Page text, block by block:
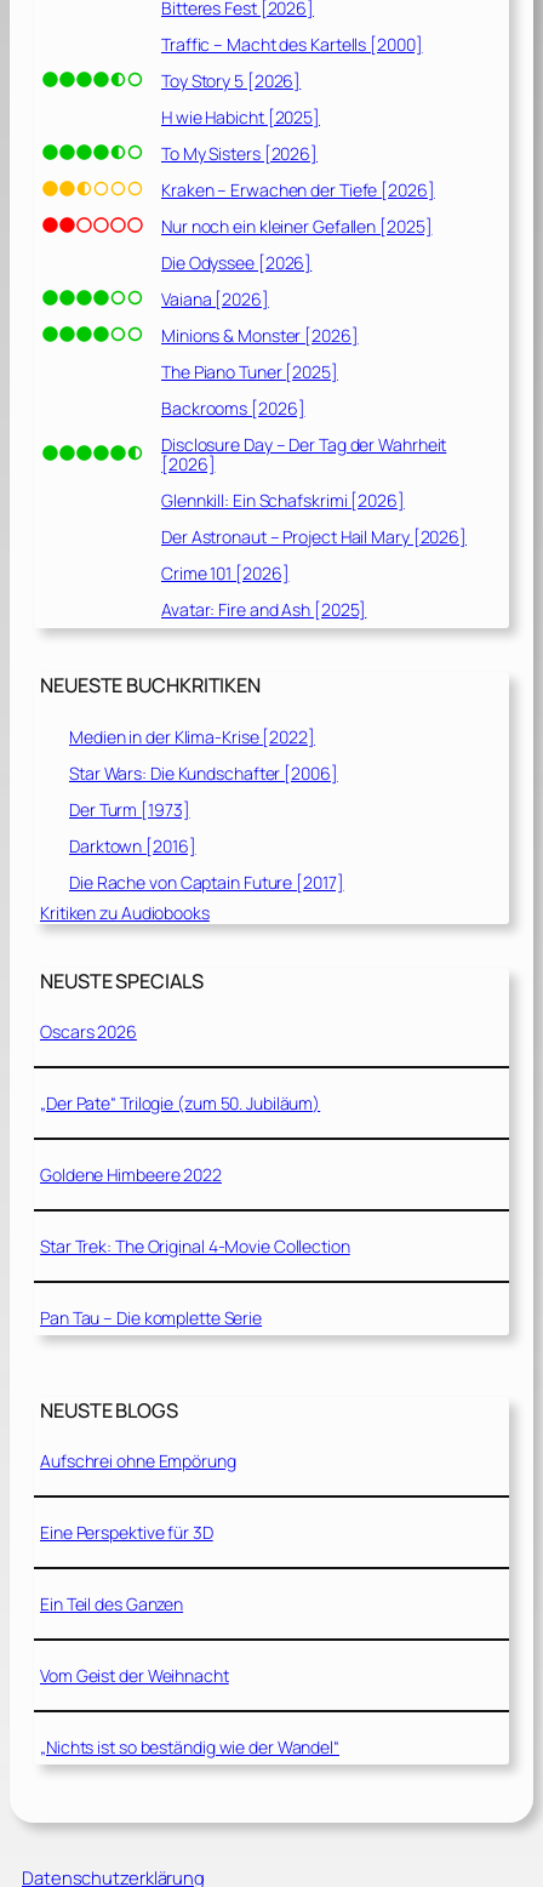
Bitteres Fest [2026]
Traffic – Macht des Kartells [2000]
Toy Story 5 [2026]
H wie Habicht [2025]
To My Sisters [2026]
Kraken – Erwachen der Tiefe [2026]
Nur noch ein kleiner Gefallen [2025]
Die Odyssee [2026]
Vaiana [2026]
Minions & Monster [2026]
The Piano Tuner [2025]
Backrooms [2026]
Disclosure Day – Der Tag der Wahrheit
[2026]
Glennkill: Ein Schafskrimi [2026]
Der Astronaut – Project Hail Mary [2026]
Crime 101 [2026]
Avatar: Fire and Ash [2025]
NEUESTE BUCHKRITIKEN
Medien in der Klima-Krise [2022]
Star Wars: Die Kundschafter [2006]
Der Turm [1973]
Darktown [2016]
Die Rache von Captain Future [2017]
Kritiken zu Audiobooks
NEUSTE SPECIALS
Oscars 2026
„Der Pate“ Trilogie (zum 50. Jubiläum)
Goldene Himbeere 2022
Star Trek: The Original 4-Movie Collection
Pan Tau – Die komplette Serie
NEUSTE BLOGS
Aufschrei ohne Empörung
Eine Perspektive für 3D
Ein Teil des Ganzen
Vom Geist der Weihnacht
„Nichts ist so beständig wie der Wandel“
Datenschutzerklärung